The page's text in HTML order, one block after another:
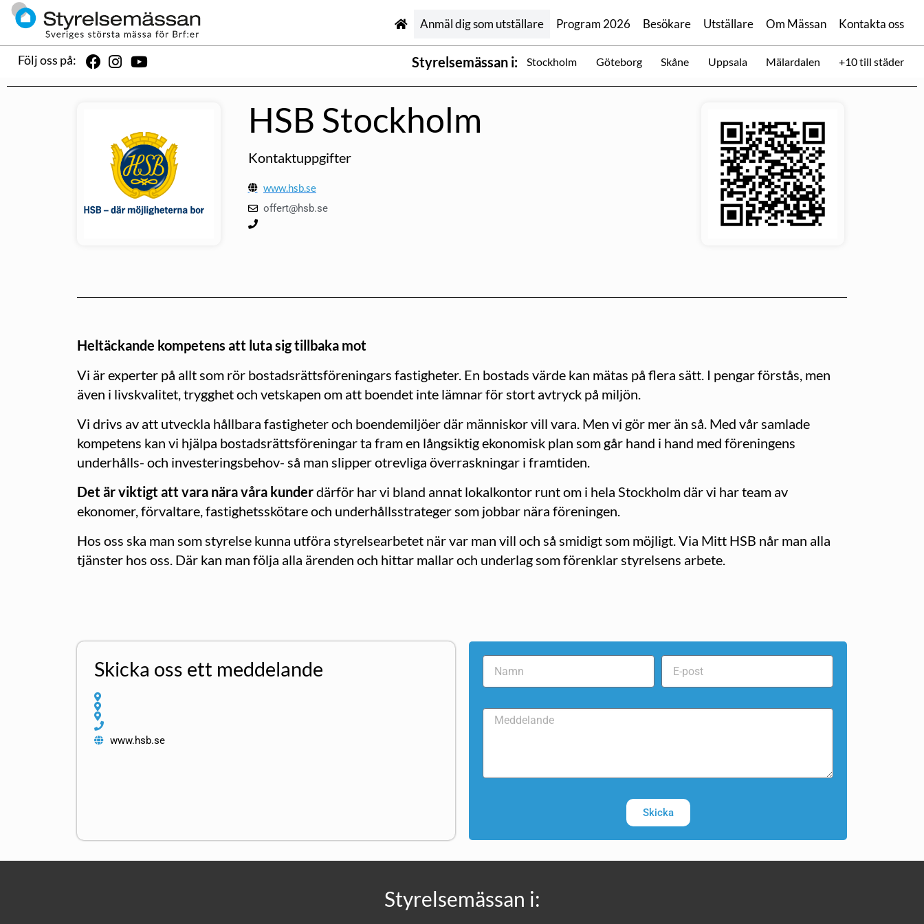
Anmäl dig som utställare Program 2026 Besökare Utställare Om Mässan Kontakta oss
Följ oss på: Styrelsemässan i: Stockholm Göteborg Skåne Uppsala Mälardalen +10 till städer
HSB Stockholm
Kontaktuppgifter
www.hsb.se
offert@hsb.se
Heltäckande kompetens att luta sig tillbaka mot
Vi är experter på allt som rör bostadsrättsföreningars fastigheter. En bostads värde kan mätas på flera sätt. I pengar förstås, men
även i livskvalitet, trygghet och vetskapen om att boendet inte lämnar för stort avtryck på miljön.
Vi drivs av att utveckla hållbara fastigheter och boendemiljöer där människor vill vara. Men vi gör mer än så. Med vår samlade
kompetens kan vi hjälpa bostadsrättsföreningar ta fram en långsiktig ekonomisk plan som går hand i hand med föreningens
underhålls- och investeringsbehov- så man slipper otrevliga överraskningar i framtiden.
Det är viktigt att vara nära våra kunderdärför har vi bland annat lokalkontor runt om i hela Stockholm där vi har team av
ekonomer, förvaltare, fastighetsskötare och underhållsstrateger som jobbar nära föreningen.
Hos oss ska man som styrelse kunna utföra styrelsearbetet när var man vill och så smidigt som möjligt. Via Mitt HSB når man alla
tjänster hos oss. Där kan man följa alla ärenden och hittar mallar och underlag som förenklar styrelsens arbete.
Skicka oss ett meddelande
www.hsb.se
Skicka
Styrelsemässan i: